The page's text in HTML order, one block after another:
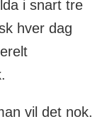
i snart tre
hver dag
vil det nok.